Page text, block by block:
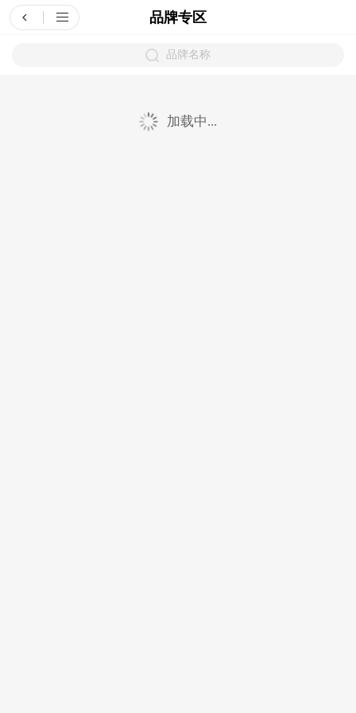
品牌专区
品牌名称
加载中...